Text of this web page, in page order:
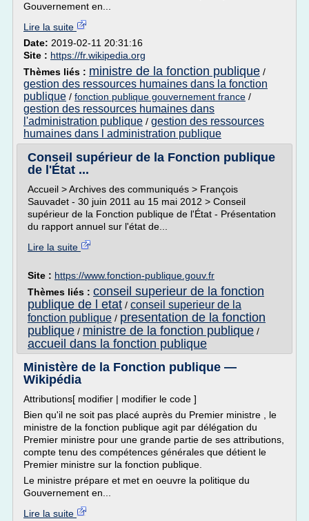
Gouvernement en...
Lire la suite
Date: 2019-02-11 20:31:16
Site : https://fr.wikipedia.org
Thèmes liés : ministre de la fonction publique /
gestion des ressources humaines dans la fonction
publique / fonction publique gouvernement france /
gestion des ressources humaines dans
l'administration publique / gestion des ressources
humaines dans l administration publique
Conseil supérieur de la Fonction publique
de l'État ...
Accueil > Archives des communiqués > François
Sauvadet - 30 juin 2011 au 15 mai 2012 > Conseil
supérieur de la Fonction publique de l'État - Présentation
du rapport annuel sur l'état de...
Lire la suite
Site : https://www.fonction-publique.gouv.fr
Thèmes liés : conseil superieur de la fonction
publique de l etat / conseil superieur de la
fonction publique / presentation de la fonction
publique / ministre de la fonction publique /
accueil dans la fonction publique
Ministère de la Fonction publique —
Wikipédia
Attributions[ modifier | modifier le code ]
Bien qu'il ne soit pas placé auprès du Premier ministre , le
ministre de la fonction publique agit par délégation du
Premier ministre pour une grande partie de ses attributions,
compte tenu des compétences générales que détient le
Premier ministre sur la fonction publique.
Le ministre prépare et met en oeuvre la politique du
Gouvernement en...
Lire la suite